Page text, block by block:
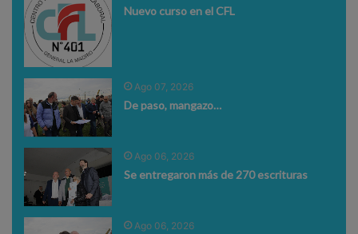
Nuevo curso en el CFL
Ago 07, 2026
De paso, mangazo…
Ago 06, 2026
Se entregaron más de 270 escrituras
Ago 06, 2026